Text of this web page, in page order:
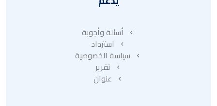
أسئلة وأجوبة
استرداد
سياسة الخصوصية
تقرير
عنوان